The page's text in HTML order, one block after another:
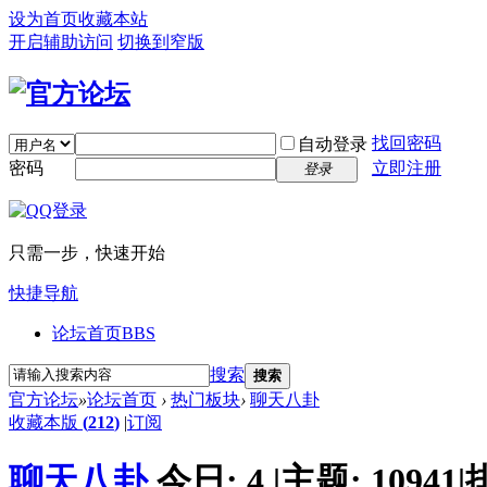
设为首页收藏本站
开启辅助访问 切换到窄版
自动登录 找回密码
密码
登录 立即注册
只需一步，快速开始
快捷导航
论坛首页BBS
搜索 搜索
官方论坛»论坛首页 › 热门板块› 聊天八卦
收藏本版 (212) |订阅